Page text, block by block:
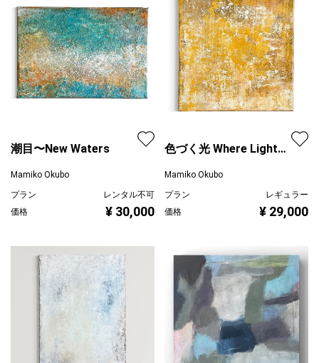
潮目〜New Waters
Mamiko Okubo
プラン
レンタル不可
価格
¥ 30,000
色づく光 Where Light
Mamiko Okubo
プラン
レギュラー
価格
¥ 29,000